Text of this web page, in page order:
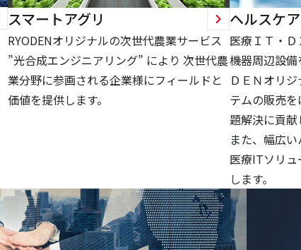
スマートアグリ
RYODENオリジナルの次世代農業サービス
”光合成エンジニアリング” により 次世代農
業分野に参画される企業様にフィールドと
価値を提供します。
ヘルスケア
医療ＩＴ・
機器周辺設
ＤＥＮオリ
テムの販売
題解決に貢献
また、幅広
医療ITソリ
します。